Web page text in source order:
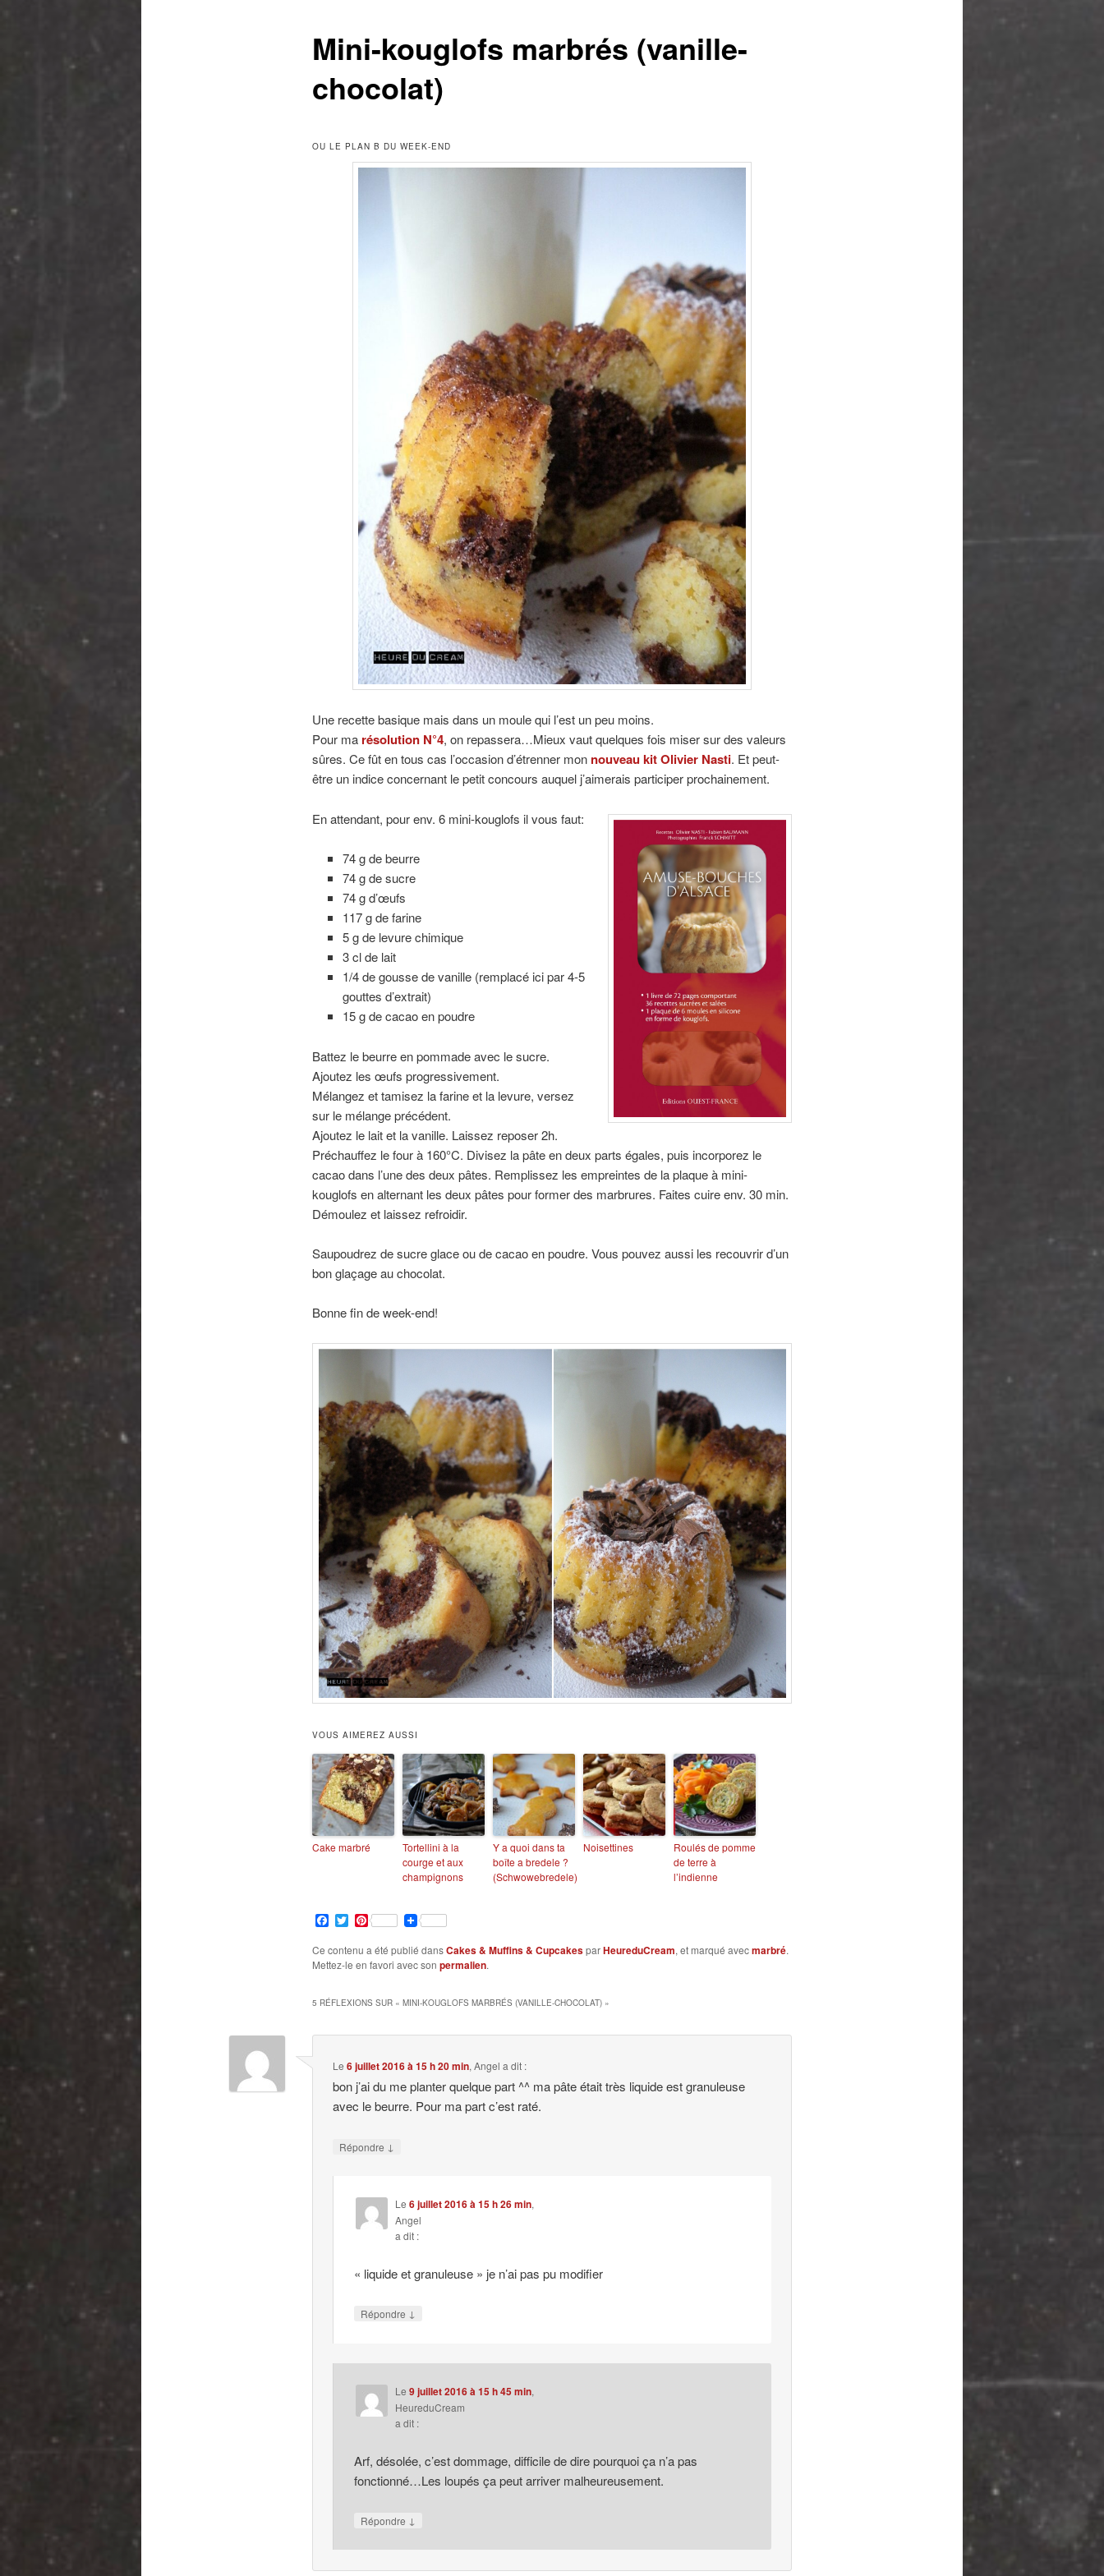
Mini-kouglofs marbrés (vanille-
chocolat)
OU LE PLAN B DU WEEK-END
Une recette basique mais dans un moule qui l’est un peu moins.
Pour ma résolution N°4, on repassera…Mieux vaut quelques fois miser sur des valeurs
sûres. Ce fût en tous cas l’occasion d’étrenner mon nouveau kit Olivier Nasti. Et peut-
être un indice concernant le petit concours auquel j’aimerais participer prochainement.
En attendant, pour env. 6 mini-kouglofs il vous faut:
74 g de beurre
74 g de sucre
74 g d’œufs
117 g de farine
5 g de levure chimique
3 cl de lait
1/4 de gousse de vanille (remplacé ici par 4-5
gouttes d’extrait)
15 g de cacao en poudre
Battez le beurre en pommade avec le sucre.
Ajoutez les œufs progressivement.
Mélangez et tamisez la farine et la levure, versez
sur le mélange précédent.
Ajoutez le lait et la vanille. Laissez reposer 2h.
Préchauffez le four à 160°C. Divisez la pâte en deux parts égales, puis incorporez le
cacao dans l’une des deux pâtes. Remplissez les empreintes de la plaque à mini-
kouglofs en alternant les deux pâtes pour former des marbrures. Faites cuire env. 30 min.
Démoulez et laissez refroidir.
Saupoudrez de sucre glace ou de cacao en poudre. Vous pouvez aussi les recouvrir d’un
bon glaçage au chocolat.
Bonne fin de week-end!
VOUS AIMEREZ AUSSI
Cake marbré
Tortellini à la
courge et aux
champignons
Y a quoi dans ta
boîte a bredele ?
(Schwowebredele)
Noisettines
Roulés de pomme
de terre à
l’indienne
Facebook
TwitterPinterest
Ce contenu a été publié dansCakes & Muffins & CupcakesparHeureduCream, et marqué avecmarbré.
Mettez-le en favori avec son permalien.
5 RÉFLEXIONS SUR « MINI-KOUGLOFS MARBRÉS (VANILLE-CHOCOLAT)»
Le6 juillet 2016 à 15 h 20 min,Angel a dit :
bon j’ai du me planter quelque part ^^ ma pâte était très liquide est granuleuse
avec le beurre. Pour ma part c’est raté.
Répondre ↓
Le 6 juillet 2016 à 15 h 26 min,
Angel
a dit :
« liquide et granuleuse » je n’ai pas pu modifier
Répondre ↓
Le 9 juillet 2016 à 15 h 45 min,
HeureduCream
a dit :
Arf, désolée, c’est dommage, difficile de dire pourquoi ça n’a pas
fonctionné…Les loupés ça peut arriver malheureusement.
Répondre ↓